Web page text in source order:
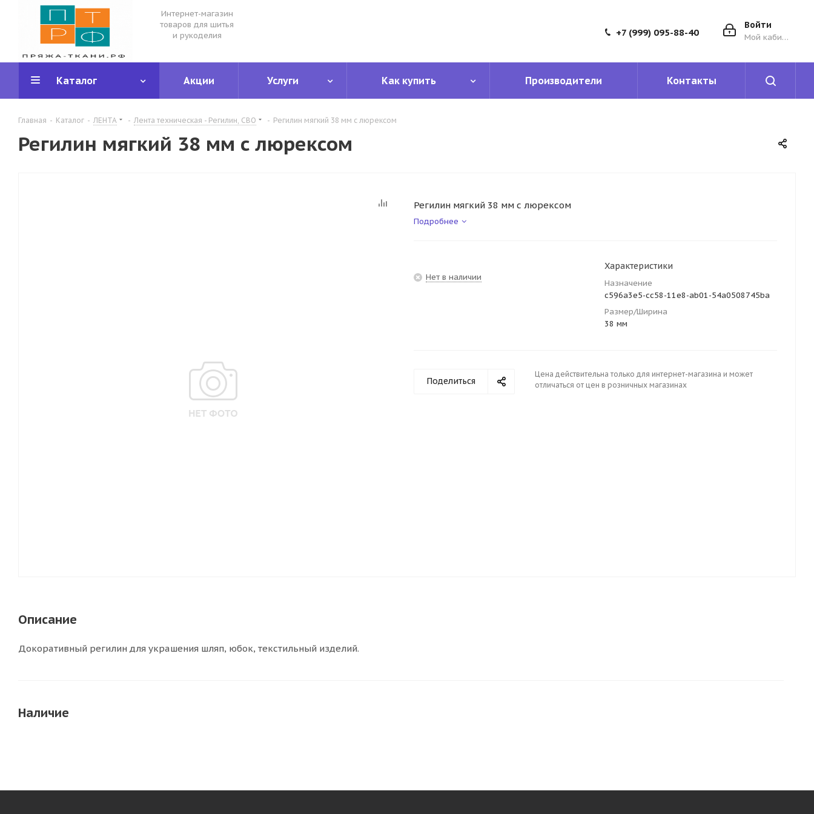
Интернет-магазин
товаров для шитья
и рукоделия
Войти
Мой кабинет
+7 (999) 095-88-40
Каталог Акции Услуги Как купить Производители Контакты
Главная - Каталог - ЛЕНТА - Лента техническая - Регилин, СВО - Регилин мягкий 38 мм с люрексом
Регилин мягкий 38 мм с люрексом
Регилин мягкий 38 мм с люрексом
Подробнее
Нет в наличии
Характеристики
Назначение
c596a3e5-cc58-11e8-ab01-54a0508745ba
Размер/Ширина
38 мм
Поделиться
Цена действительна только для интернет-магазина и может
отличаться от цен в розничных магазинах
Описание
Докоративный регилин для украшения шляп, юбок, текстильный изделий.
Наличие